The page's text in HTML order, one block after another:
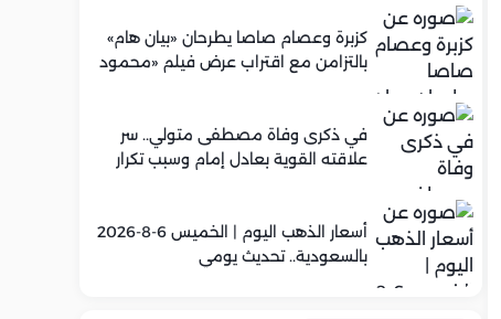
كزبرة وعصام صاصا يطرحان «بيان هام»
بالتزامن مع اقتراب عرض فيلم «محمود
في ذكرى وفاة مصطفى متولي.. سر
علاقته القوية بعادل إمام وسبب تكرار
أسعار الذهب اليوم | الخميس 6-8-2026
بالسعودية.. تحديث يومي